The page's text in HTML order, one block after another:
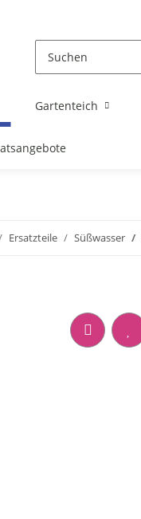
Gartenteich
Ersatzteile Süßwasser